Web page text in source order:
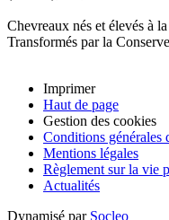
Chevreaux nés et élevés à
Transformés par la
Imprimer
Haut de page
Gestion des cookies
Conditions générales
Mentions légales
Règlement sur la vie
Actualités
Dynamisé par Socleo